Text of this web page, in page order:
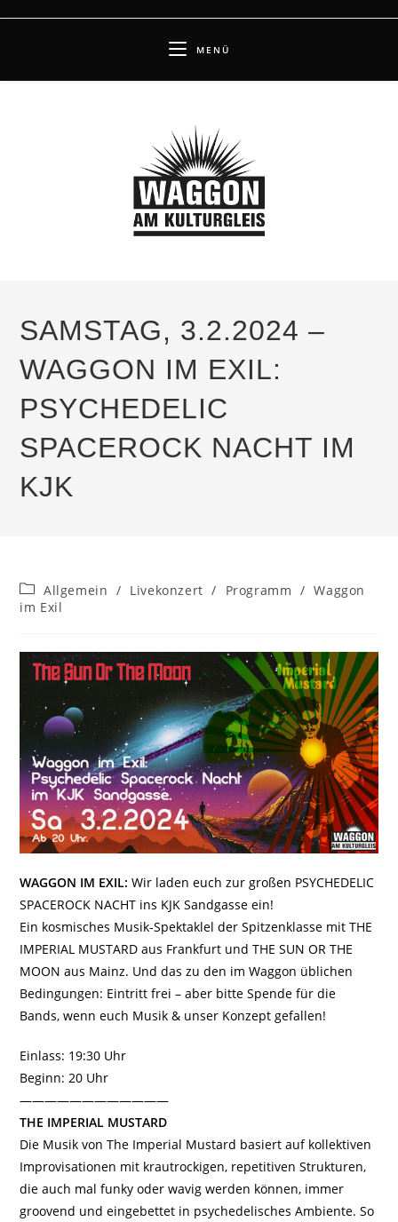
MENÜ
SAMSTAG, 3.2.2024 –
WAGGON IM EXIL:
PSYCHEDELIC
SPACEROCK NACHT IM
KJK
Beitrags-
Kategorie:
Allgemein / Livekonzert / Programm / Waggon
im Exil
WAGGON IM EXIL: Wir laden euch zur großen PSYCHEDELIC
SPACEROCK NACHT ins KJK Sandgasse ein!
Ein kosmisches Musik-Spektaklel der Spitzenklasse mit THE
IMPERIAL MUSTARD aus Frankfurt und THE SUN OR THE
MOON aus Mainz. Und das zu den im Waggon üblichen
Bedingungen: Eintritt frei – aber bitte Spende für die
Bands, wenn euch Musik & unser Konzept gefallen!
Einlass: 19:30 Uhr
Beginn: 20 Uhr
————————————
THE IMPERIAL MUSTARD
Die Musik von The Imperial Mustard basiert auf kollektiven
Improvisationen mit krautrockigen, repetitiven Strukturen,
die auch mal funky oder wavig werden können, immer
groovend und eingebettet in psychedelisches Ambiente. So